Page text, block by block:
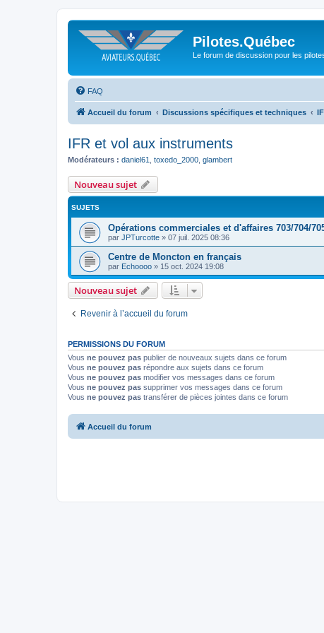
Pilotes.Québec
Le forum de discussion pour les
FAQ
Accueil du forum Discussions spécifiques et techniques
IFR et vol aux instruments
Modérateurs : daniel61 toxedo_2000 glambert
Nouveau sujet
SUJETS
Opérations commerciales et d'affaires 703/704/
par JPTurcotte » 07 juil. 2025 08:36
Centre de Moncton en français
par Echoooo » 15 oct. 2024 19:08
Nouveau sujet
Revenir à l’accueil du forum
PERMISSIONS DU FORUM
Vous ne pouvez pas publier de nouveaux sujets dans ce forum
Vous ne pouvez pas répondre aux sujets dans ce forum
Vous ne pouvez pas modifier vos messages dans ce forum
Vous ne pouvez pas supprimer vos messages dans ce forum
Vous ne pouvez pas transférer de pièces jointes dans ce forum
Accueil du forum